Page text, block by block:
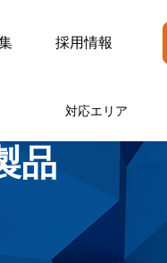
採用情報
対応エリア
品